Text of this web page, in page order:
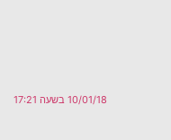
10/01/18 בשעה 17:21